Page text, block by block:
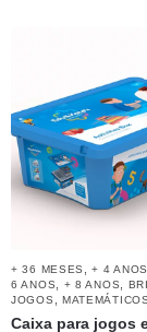
+ 36 MESES ,+ 4 ANOS
6 ANOS
+ 8 ANOS
JOGOS MATEMÁTICOS
Caixa para jogos